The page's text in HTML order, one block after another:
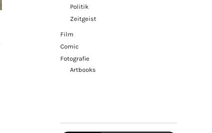
Politik
Zeitgeist
Film
Comic
Fotografie
Artbooks